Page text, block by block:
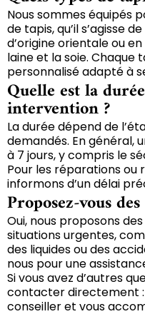
Nous sommes équipés
de tapis, qu’il s’agisse
d’origine orientale ou
laine et la soie. Chaque
personnalisé adapté à
Quelle est la
intervention ?
La durée dépend de
demandés. En général,
à 7 jours, y compris le
Pour les réparations ou
informons d’un délai
Proposez-vous
Oui, nous proposons
situations urgentes,
des liquides ou des
nous pour une
Si vous avez d’autres
contacter directement
conseiller et vous